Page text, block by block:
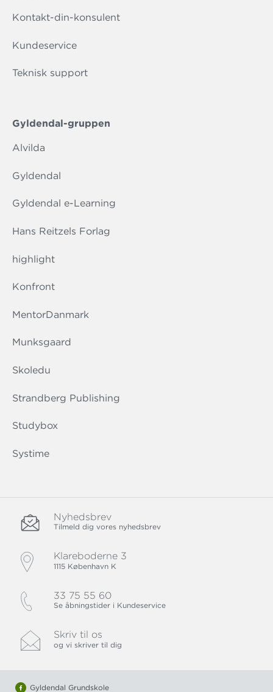
Kontakt-din-konsulent
Kundeservice
Teknisk support
Gyldendal-gruppen
Alvilda
Gyldendal
Gyldendal e-Learning
Hans Reitzels Forlag
highlight
Konfront
MentorDanmark
Munksgaard
Skoledu
Strandberg Publishing
Studybox
Systime
Nyhedsbrev
Tilmeld dig vores nyhedsbrev
Klareboderne 3
1115 København K
33 75 55 60
Se åbningstider i Kundeservice
Skriv til os
og vi skriver til dig
Gyldendal Grundskole